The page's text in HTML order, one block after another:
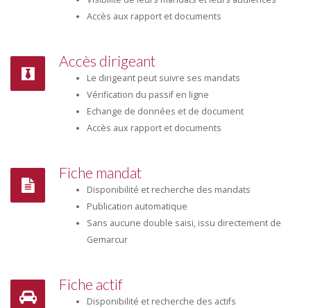
Accès aux rapport et documents
Accès dirigeant
Le dirigeant peut suivre ses mandats
Vérification du passif en ligne
Echange de données et de document
Accès aux rapport et documents
Fiche mandat
Disponibilité et recherche des mandats
Publication automatique
Sans aucune double saisi, issu directement de
Gemarcur
Fiche actif
Disponibilité et recherche des actifs